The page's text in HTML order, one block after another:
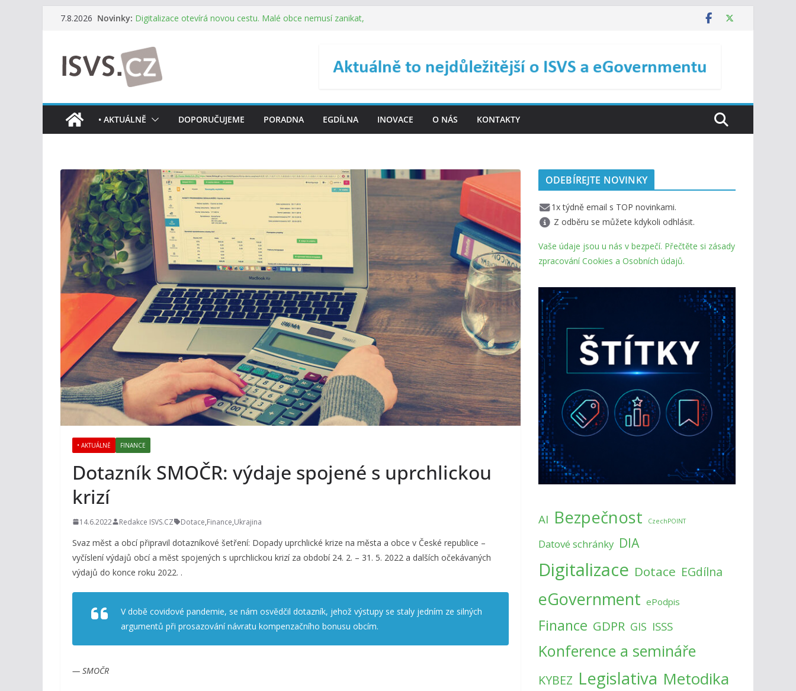
Přeskočit
7.8.2026 Novinky: Digitalizace otevírá novou cestu. Malé obce nemusí zanikat,
testování digitálních služeb
DIA: Informační systém dlouhodobého řízení (ISDŘ) je od
července v plném provozu
RVIS – Výbor pro architekturu a řízení ICT zveřejnil materiály
z nového jednání
Informace o obcích vždy po ruce. SMS ČR spouští novou
mobilní aplikaci
• AKTUÁLNĚ DOPORUČUJEME PORADNA EGDÍLNA INOVACE O NÁS KONTAKTY
• AKTUÁLNĚ FINANCE
Dotazník SMOČR: výdaje spojené s uprchlickou
krizí
14.6.2022 Redakce ISVS.CZ Dotace,Finance,Ukrajina
Svaz měst a obcí připravil dotazníkové šetření: Dopady uprchlické krize na města a obce v České republice –
vyčíslení výdajů obcí a měst spojených s uprchlickou krizí za období 24. 2. – 31. 5. 2022 a dalších očekávaných
výdajů do konce roku 2022. .
V době covidové pandemie, se nám osvědčil dotazník, jehož výstupy se staly jedním ze silných
argumentů při prosazování návratu kompenzačního bonusu obcím.
— SMOČR
ODEBÍREJTE NOVINKY
1x týdně email s TOP novinkami.
Z odběru se můžete kdykoli odhlásit.
Vaše údaje jsou u nás v bezpečí. Přečtěte si zásady
zpracování Cookies a Osobních údajů.
AI Bezpečnost CzechPOINT
Datové schránky DIA
Digitalizace Dotace EGdílna
eGovernment ePodpis
Finance GDPR GIS ISSS
Konference a semináře
KYBEZ Legislativa Metodika